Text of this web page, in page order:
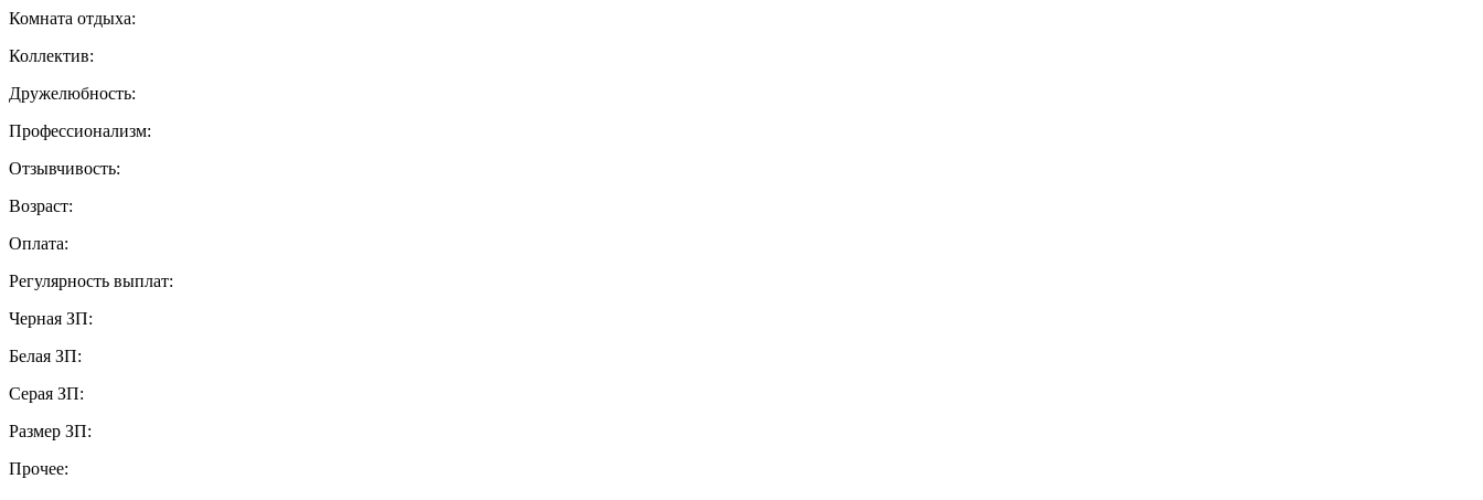
Комната отдыха:
Коллектив:
Дружелюбность:
Профессионализм:
Отзывчивость:
Возраст:
Оплата:
Регулярность выплат:
Черная ЗП:
Белая ЗП:
Серая ЗП:
Размер ЗП:
Прочее: